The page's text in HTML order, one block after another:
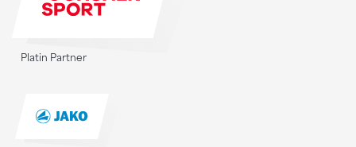
Platin Partner